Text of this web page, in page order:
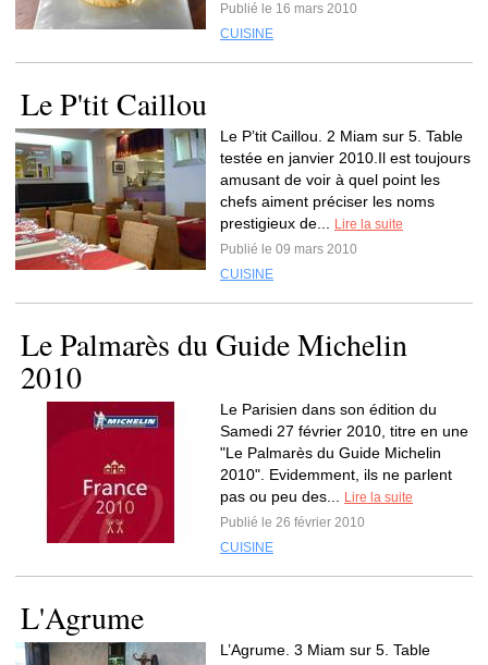
Publié le 16 mars 2010
CUISINE
Le P'tit Caillou
Le P’tit Caillou. 2 Miam sur 5. Table
testée en janvier 2010.Il est toujours
amusant de voir à quel point les
chefs aiment préciser les noms
prestigieux de...
Lire la suite
Publié le 09 mars 2010
CUISINE
Le Palmarès du Guide Michelin
2010
Le Parisien dans son édition du
Samedi 27 février 2010, titre en une
"Le Palmarès du Guide Michelin
2010". Evidemment, ils ne parlent
pas ou peu des...
Lire la suite
Publié le 26 février 2010
CUISINE
L'Agrume
L’Agrume. 3 Miam sur 5. Table